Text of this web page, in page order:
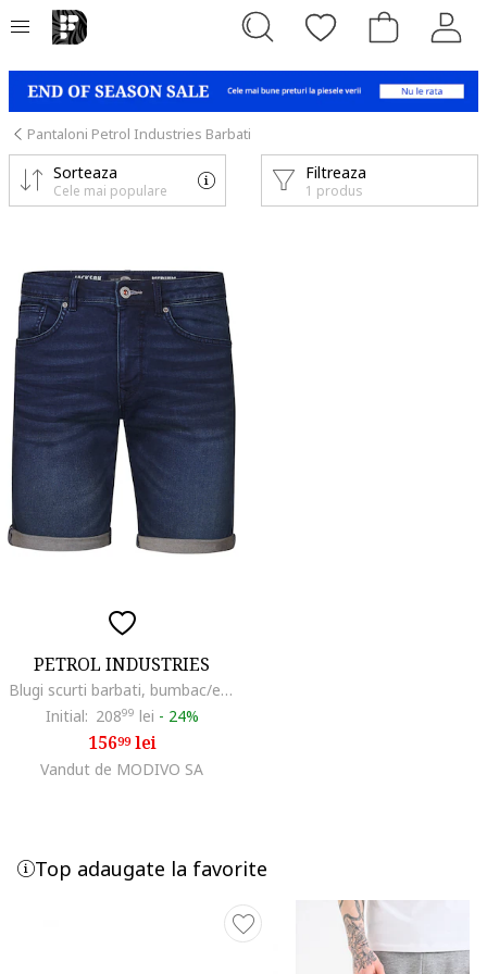
Pantaloni Petrol Industries Barbati
Filtreaza
1 produs
Sorteaza
Cele mai populare
PETROL INDUSTRIES
Blugi scurti barbati, bumbac/elastdwqan, albastru
Initial: 20899 lei - 24%
15699lei
Vandut de MODIVO SA
Top adaugate la favorite